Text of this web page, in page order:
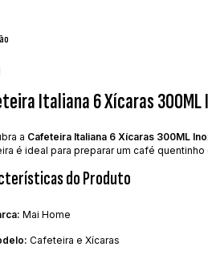
Italiana 6 Xícaras 300ML
a Cafeteira Italiana 6 Xícaras 300ML
é ideal para preparar um café
do Produto
Mai Home
Cafeteira e Xícaras